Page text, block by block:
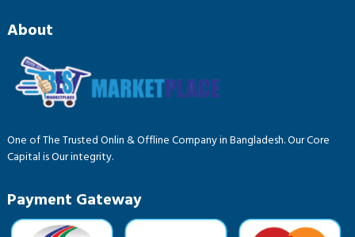
About
One of The Trusted Onlin & Offline Company in Bangladesh. Our Core
Capital is Our integrity.
Payment Gateway